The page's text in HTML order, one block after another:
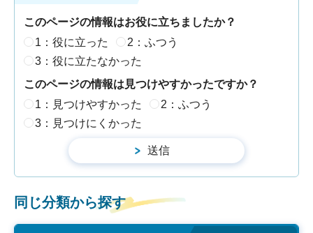
このページの情報はお役に立ちましたか？
1：役に立った
2：ふつう
3：役に立たなかった
このページの情報は見つけやすかったですか？
1：見つけやすかった
2：ふつう
3：見つけにくかった
同じ分類から探す